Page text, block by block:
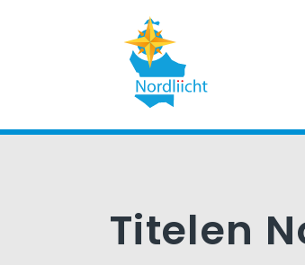
Titelen